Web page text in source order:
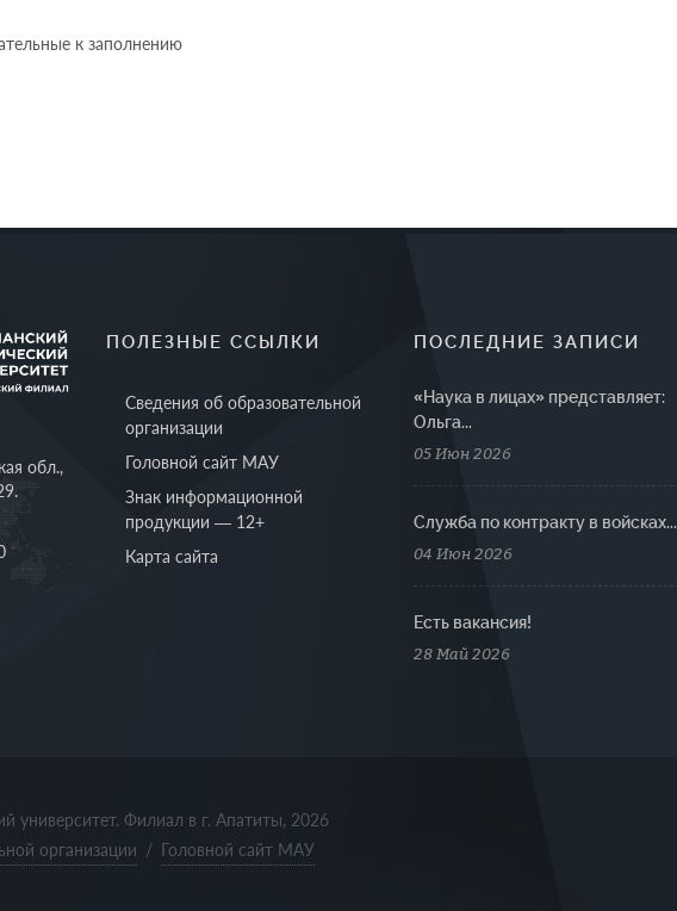
к заполнению
обл.,
ПОЛЕЗНЫЕ ССЫЛКИ
Сведения об образовательной
организации
Головной сайт МАУ
Знак информационной
продукции — 12+
Карта сайта
ПОСЛЕДНИЕ ЗАПИСИ
«Наука в лицах» представляет:
Ольга...
05 Июн 2026
Cлужба по контракту в войсках...
04 Июн 2026
Есть вакансия!
28 Май 2026
университет. Филиал в г. Апатиты, 2026
организации / Головной сайт МАУ